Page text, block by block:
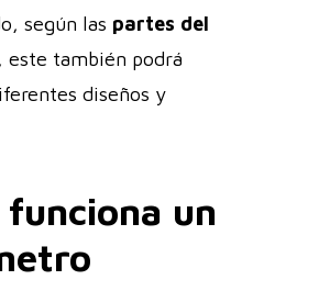
según las partes del
, este también podrá
diseños y
funciona un